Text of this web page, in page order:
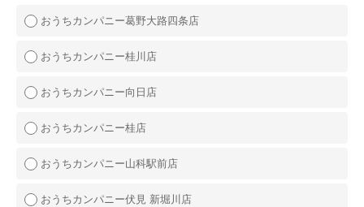
おうちカンパニー葛野大路四条店
おうちカンパニー桂川店
おうちカンパニー向日店
おうちカンパニー桂店
おうちカンパニー山科駅前店
おうちカンパニー伏見 新堀川店